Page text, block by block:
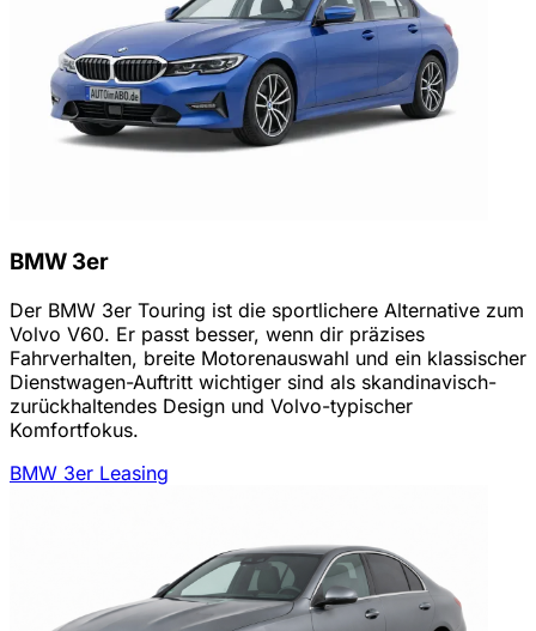
BMW 3er
Der BMW 3er Touring ist die sportlichere Alternative zum
Volvo V60. Er passt besser, wenn dir präzises
Fahrverhalten, breite Motorenauswahl und ein klassischer
Dienstwagen-Auftritt wichtiger sind als skandinavisch-
zurückhaltendes Design und Volvo-typischer
Komfortfokus.
BMW 3er Leasing